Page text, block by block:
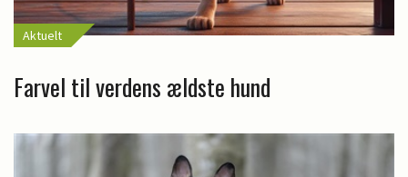
Aktuelt
Farvel til verdens ældste hund